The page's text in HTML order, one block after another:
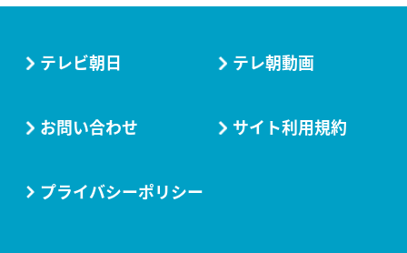
テレビ朝日 テレ朝動画
お問い合わせ サイト利用規約
プライバシーポリシー